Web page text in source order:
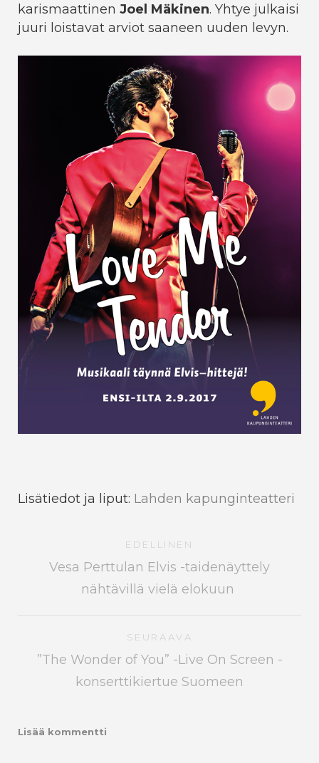
karismaattinen Joel Mäkinen. Yhtye julkaisi
juuri loistavat arviot saaneen uuden levyn.
Lisätiedot ja liput: Lahden kapunginteatteri
EDELLINEN
Vesa Perttulan Elvis -taidenäyttely
nähtävillä vielä elokuun
SEURAAVA
”The Wonder of You” -Live On Screen -
konserttikiertue Suomeen
Lisää kommentti